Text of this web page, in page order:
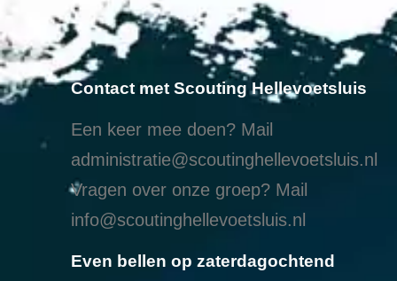
Contact met Scouting Hellevoetsluis
Een keer mee doen? Mail
administratie@scoutinghellevoetsluis.nl
Vragen over onze groep? Mail
info@scoutinghellevoetsluis.nl
Even bellen op zaterdagochtend